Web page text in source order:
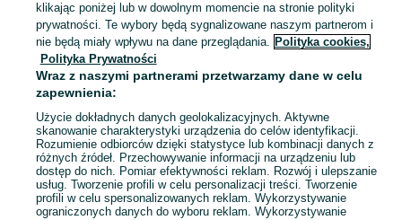
Mapa kategorii
Mapa miejscowości
Mapa ministron
Popularne wyszukiwania
klikając poniżej lub w dowolnym momencie na stronie polityki
prywatności. Te wybory będą sygnalizowane naszym partnerom i
nie będą miały wpływu na dane przeglądania. Polityka cookies,
Polityka Prywatności
Wraz z naszymi partnerami przetwarzamy dane w celu
zapewnienia:
Użycie dokładnych danych geolokalizacyjnych. Aktywne
skanowanie charakterystyki urządzenia do celów identyfikacji.
Rozumienie odbiorców dzięki statystyce lub kombinacji danych z
różnych źródeł. Przechowywanie informacji na urządzeniu lub
dostęp do nich. Pomiar efektywności reklam. Rozwój i ulepszanie
usług. Tworzenie profili w celu personalizacji treści. Tworzenie
profili w celu spersonalizowanych reklam. Wykorzystywanie
ograniczonych danych do wyboru reklam. Wykorzystywanie